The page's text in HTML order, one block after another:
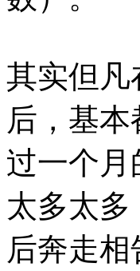
其实但凡
后，基
过一个
太多太
后奔走